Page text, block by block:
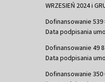
WRZESIEŃ 2024 i
Dofinansowanie 539
Data podpisania
Dofinansowanie 49
Data podpisania
Dofinansowanie 350